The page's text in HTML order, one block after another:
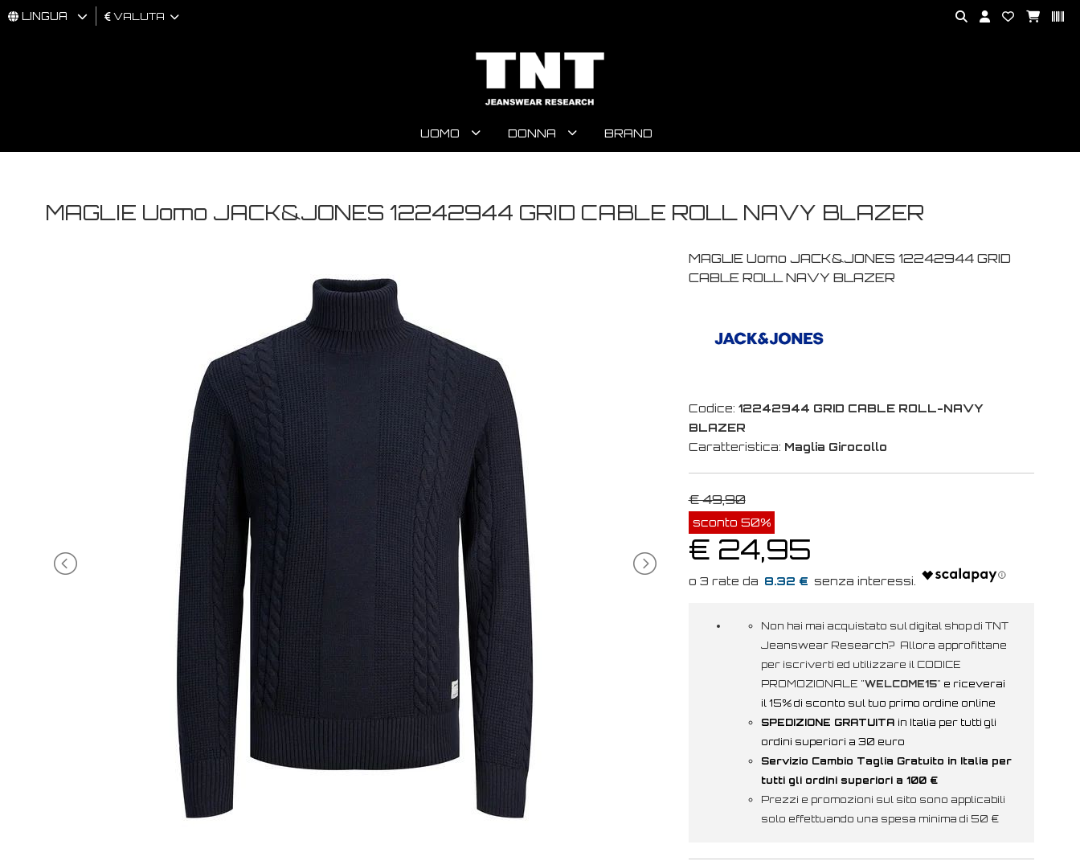
LINGUA VALUTA
UOMO DONNA BRAND
MAGLIE Uomo JACK&JONES 12242944 GRID CABLE ROLL NAVY BLAZER
MAGLIE Uomo JACK&JONES 12242944 GRID
CABLE ROLL NAVY BLAZER
Codice: 12242944 GRID CABLE ROLL-NAVY
BLAZER
Caratteristica: Maglia Girocollo
€ 49,90
sconto 50%
€ 24,95
8.32 €
Non hai mai acquistato sul digital shop di TNT
Jeanswear Research? Allora approfittane
per iscriverti ed utilizzare il CODICE
PROMOZIONALE "WELCOME15" e riceverai
il 15% di sconto sul tuo primo ordine online
SPEDIZIONE GRATUITA in Italia per tutti gli
ordini superiori a 30 euro
Servizio Cambio Taglia Gratuito in Italia per
tutti gli ordini superiori a 100 €
Prezzi e promozioni sul sito sono applicabili
solo effettuando una spesa minima di 50 €